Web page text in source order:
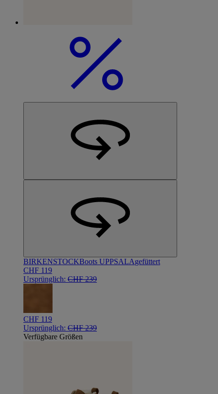
BIRKENSTOCKBoots UPPSALAgefüttert
CHF 119
Ursprünglich: CHF 239
CHF 119
Ursprünglich: CHF 239
Verfügbare Größen